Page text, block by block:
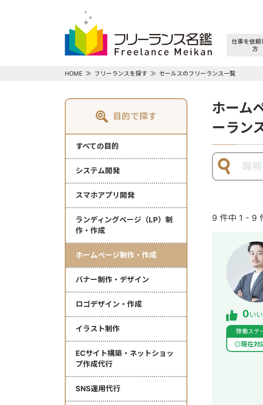
仕事を依頼
方
HOME フリーランスを探す セールスのフリーランス一覧
目的で探す
すべての目的
システム開発
スマホアプリ開発
ランディングページ（LP）制
作・作成
ホームページ制作・作成
バナー制作・デザイン
ロゴデザイン・作成
イラスト制作
ECサイト構築・ネットショッ
プ作成代行
SNS運用代行
ホーム
ーラン
9 件中 1 - 9
0い
稼働ステ
◎現在対